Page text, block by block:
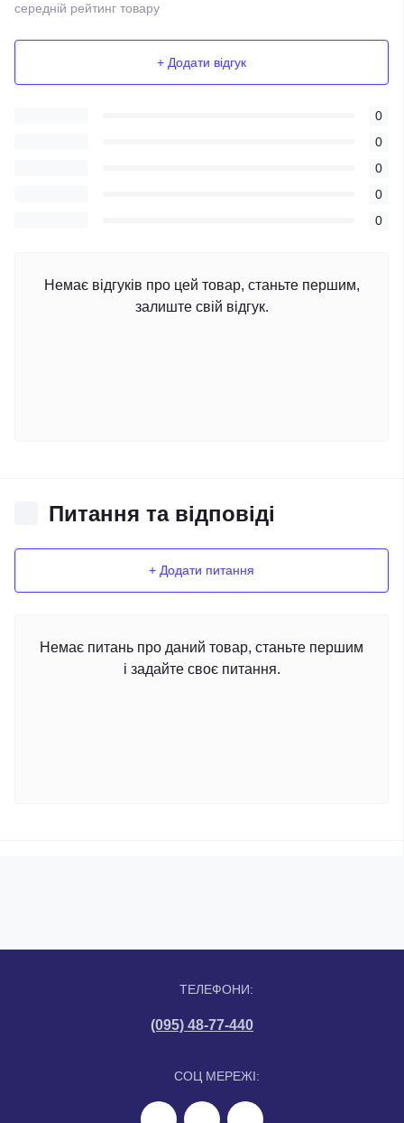
середній рейтинг товару
+ Додати відгук
0
0
0
0
0
Немає відгуків про цей товар, станьте першим,
залиште свій відгук.
Питання та відповіді
+ Додати питання
Немає питань про даний товар, станьте першим
і задайте своє питання.
ТЕЛЕФОНИ:
(095) 48-77-440
СОЦ МЕРЕЖІ: